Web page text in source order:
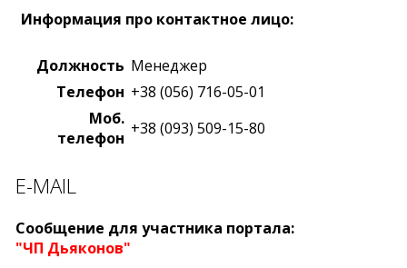
Информация про контактное лицо:
Должность Менеджер
Телефон +38 (056) 716-05-01
Моб.
телефон +38 (093) 509-15-80
E-MAIL
Сообщение для участника портала:
"ЧП Дьяконов"